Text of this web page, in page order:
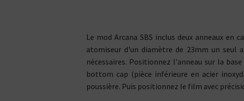
COUPS DECOEUR
PRIXÉCOS
NOUVEAUTÉS
COUPS DECOEUR
PRIXÉCOS
Le mod Arcana SBS inclus deux anneaux
atomiseur d'un diamètre de 23mm un seul
nécessaires. Positionnez l'anneau sur la
bottom cap (pièce inférieure en acier
poussière. Puis positionnez le film avec